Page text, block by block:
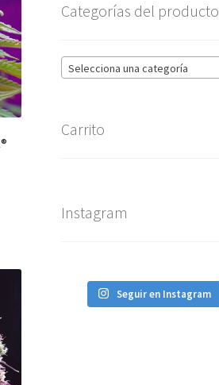
Categorías del producto
Selecciona una categoría
Carrito
Instagram
Seguir en Instagram